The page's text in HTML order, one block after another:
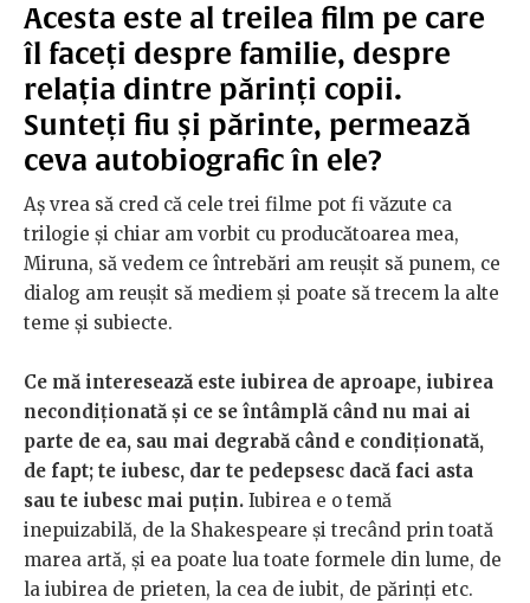
Acesta este al treilea film pe care
îl faceți despre familie, despre
relația dintre părinți copii.
Sunteți fiu și părinte, permează
ceva autobiografic în ele?
Aș vrea să cred că cele trei filme pot fi văzute ca
trilogie și chiar am vorbit cu producătoarea mea,
Miruna, să vedem ce întrebări am reușit să punem, ce
dialog am reușit să mediem și poate să trecem la alte
teme și subiecte.
Ce mă interesează este iubirea de aproape, iubirea
necondiționată și ce se întâmplă când nu mai ai
parte de ea, sau mai degrabă când e condiționată,
de fapt; te iubesc, dar te pedepsesc dacă faci asta
sau te iubesc mai puțin. Iubirea e o temă
inepuizabilă, de la Shakespeare și trecând prin toată
marea artă, și ea poate lua toate formele din lume, de
la iubirea de prieten, la cea de iubit, de părinți etc.